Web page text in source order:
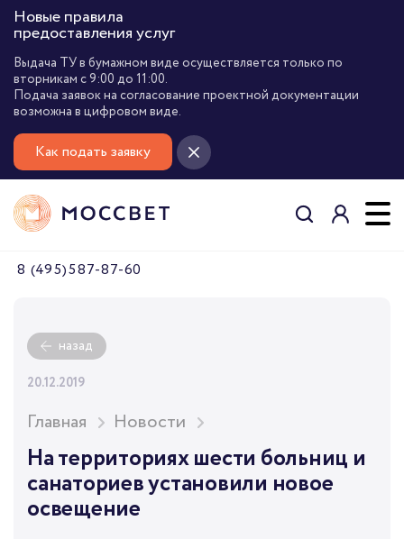
Новые правила
предоставления услуг
Выдача ТУ в бумажном виде осуществляется только по
вторникам с 9:00 до 11:00.
Подача заявок на согласование проектной документации
возможна в цифровом виде.
Как подать заявку
8 (495) 587-87-60
назад
20.12.2019
Главная Новости
На территориях шести больниц и
санаториев установили новое
освещение